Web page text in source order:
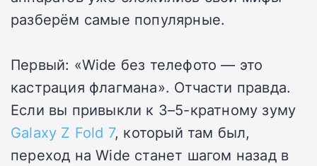
разберём самые популярные.
Первый: «Wide без телефото — это
кастрация флагмана». Отчасти правда.
Если вы привыкли к 3–5-кратному зуму
Galaxy Z Fold 7, который там был,
переход на Wide станет шагом назад в